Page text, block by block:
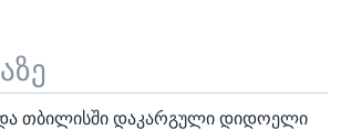
თბილისში დაკარგული დიდოელი